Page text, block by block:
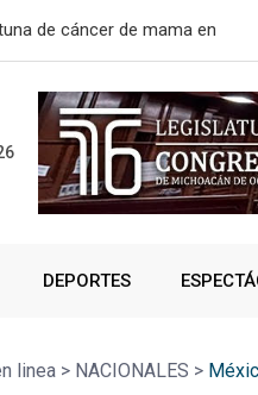
a partir de mañana
DEPORTES
linea > NACIONALES >